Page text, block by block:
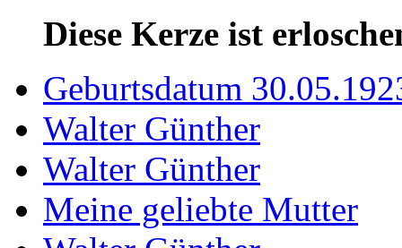
Diese Kerze ist
Geburtsdatum
Walter Günther
Walter Günther
Meine geliebte Mutter